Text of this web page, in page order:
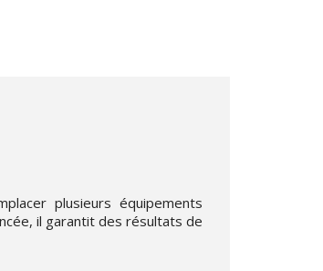
plusieurs équipements
il garantit des résultats de